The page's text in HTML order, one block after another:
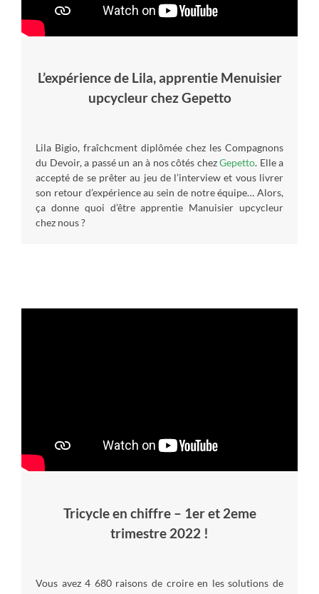
L’expérience de Lila, apprentie Menuisier
upcycleur chez Gepetto
Lila Bigio, fraîchcment diplômée chez les Compagnons
du Devoir, a passé un an à nos côtés chezGepetto. Elle a
accepté de se prêter au jeu de l’interview et vous livrer
son retour d’expérience au sein de notre équipe… Alors,
ça donne quoi d’être apprentie Manuisier upcycleur
chez nous ?
Tricycle en chiffre – 1er et 2eme
trimestre 2022 !
Vous avez 4 680 raisons de croire en les solutions de